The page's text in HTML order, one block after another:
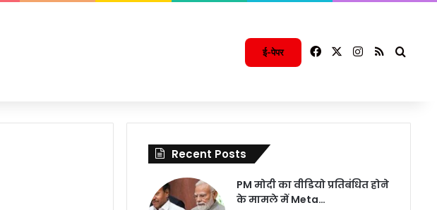
ई-पेपर FacebookInstagram
RSS
Recent Posts
PM मोदी का वीडियो प्रतिबंधित होने
के मामले में Meta…